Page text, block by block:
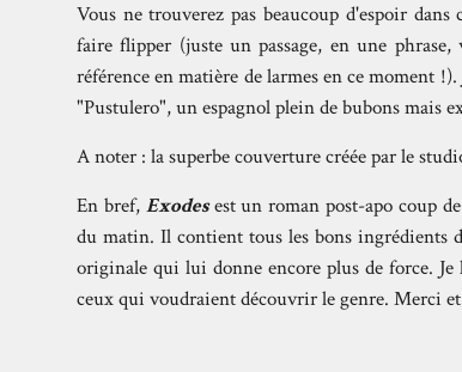
Vous ne trouverez pas beaucoup d'espoir
faire flipper (juste un passage, en une
référence en matière de larmes en ce moment
"Pustulero", un espagnol plein de bubons mais
A noter : la superbe couverture créée par le
En bref, Exodesest un roman post-apo coup
du matin. Il contient tous les bons ingrédients
originale qui lui donne encore plus de force.
ceux qui voudraient découvrir le genre. Merci